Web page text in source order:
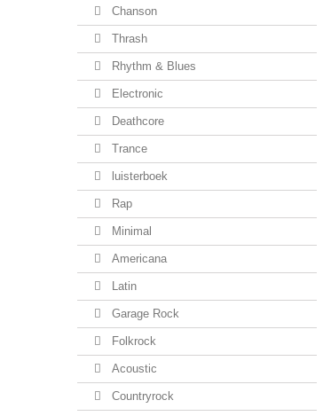
Chanson
Thrash
Rhythm & Blues
Electronic
Deathcore
Trance
luisterboek
Rap
Minimal
Americana
Latin
Garage Rock
Folkrock
Acoustic
Countryrock